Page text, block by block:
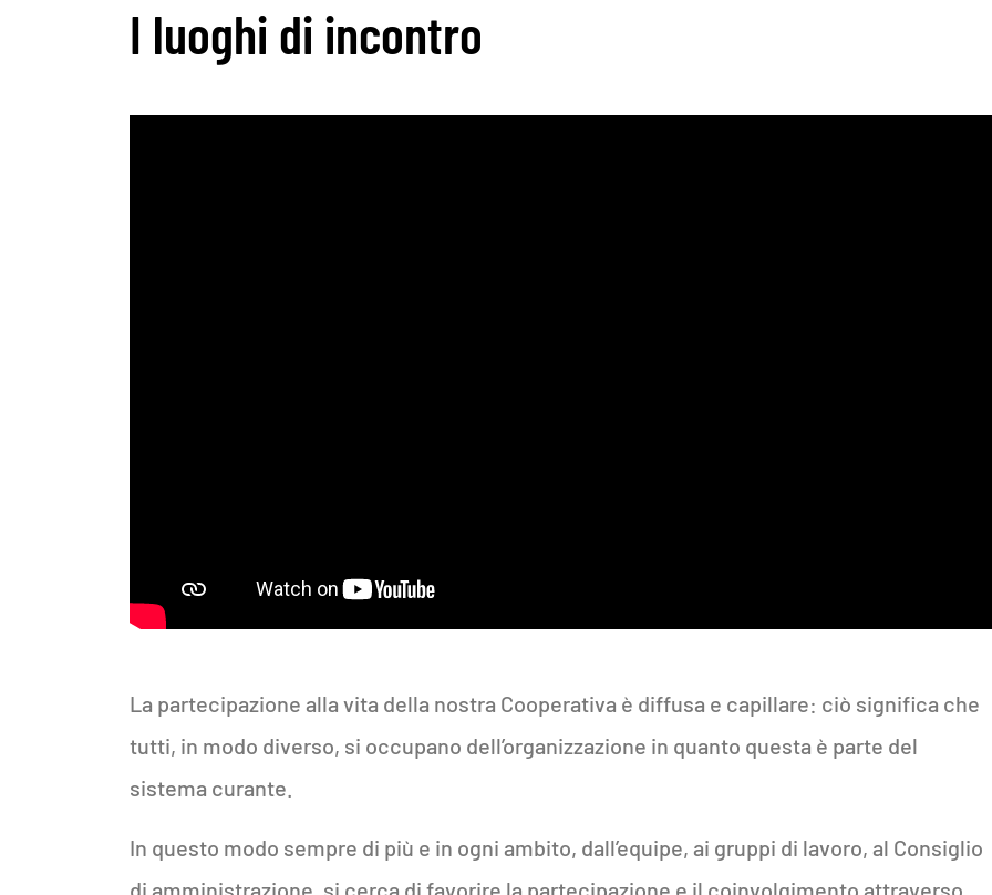
I luoghi di incontro
La partecipazione alla vita della nostra Cooperativa è diffusa e capillare: ciò significa che
tutti, in modo diverso, si occupano dell’organizzazione in quanto questa è parte del
sistema curante.
In questo modo sempre di più e in ogni ambito, dall’equipe, ai gruppi di lavoro, al Consiglio
di amministrazione, si cerca di favorire la partecipazione e il coinvolgimento attraverso